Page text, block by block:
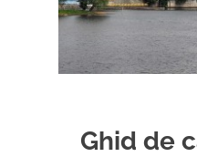
Ghid de